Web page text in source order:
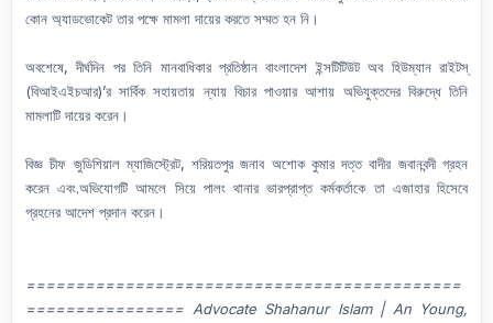
কোন অ্যাডভোকেট তার পক্ষে মামলা দায়ের করতে সম্মত হন নি।
অবশেষে, দীর্ঘদিন পর তিনি মানবাধিকার প্রতিষ্ঠান বাংলাদেশ ইন্সটিটিউট অব হিউম্যান রাইটস্
(বিআইএইচআর)’র সার্বিক সহায়তায় ন্যায় বিচার পাওয়ার আশায় অভিযুক্তদের বিরুদ্ধে তিনি
মামলাটি দায়ের করেন।
বিজ্ঞ চীফ জুডিশিয়াল ম্যাজিস্ট্রেট, শরিয়তপুর জনাব অশোক কুমার দত্ত বাদীর জবানবন্দী গ্রহন
করেন এবং.অভিযোগটি আমলে সিয়ে পালং থানার ভারপ্রাপ্ত কর্মকর্তাকে তা এজাহার হিসেবে
গ্রহনের আদেশ প্রদান করেন।
============================================
================ Advocate Shahanur Islam | An Young,